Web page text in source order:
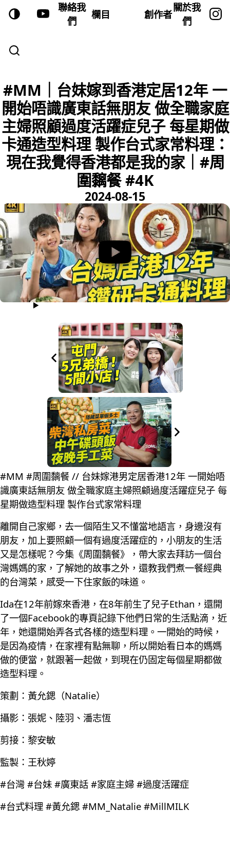
聯絡我
們
欄目 創作者
關於我
們
#MM｜台妹嫁到香港定居12年 一
開始唔識廣東話無朋友 做全職家庭
主婦照顧過度活躍症兒子 每星期做
卡通造型料理 製作台式家常料理：
現在我覺得香港都是我的家｜#周
圍黐餐 #4K
2024-08-15
#MM #周圍黐餐 // 台妹嫁港男定居香港12年 一開始唔
識廣東話無朋友 做全職家庭主婦照顧過度活躍症兒子 每
星期做造型料理 製作台式家常料理
離開自己家鄉，去一個陌生又不懂當地語言，身邊沒有
朋友，加上要照顧一個有過度活躍症的，小朋友的生活
又是怎樣呢？今集《周圍黐餐》，帶大家去拜訪一個台
灣媽媽的家，了解她的故事之外，還教我們煮一餐經典
的台灣菜，感受一下住家飯的味道。
Ida在12年前嫁來香港，在8年前生了兒子Ethan，還開
了一個Facebook的專頁記錄下他們日常的生活點滴，近
年，她還開始弄各式各樣的造型料理。一開始的時候，
是因為疫情，在家裡有點無聊，所以開始看日本的媽媽
做的便當，就跟著一起做，到現在仍固定每個星期都做
造型料理。
策劃：黃允鍶（Natalie）
攝影：張妮、陸羽、潘志恆
剪接：黎安敏
監製：王秋婷
#台灣 #台妹 #廣東話 #家庭主婦 #過度活躍症
#台式料理 #黃允鍶 #MM_Natalie #MillMILK